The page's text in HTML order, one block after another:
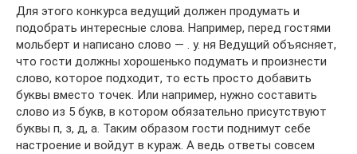
Для этого конкурса ведущий должен продумать и
подобрать интересные слова. Например, перед гостями
мольберт и написано слово — . у. ня Ведущий объясняет,
что гости должны хорошенько подумать и произнести
слово, которое подходит, то есть просто добавить
буквы вместо точек. Или например, нужно составить
слово из 5 букв, в котором обязательно присутствуют
буквы п, з, д, а. Таким образом гости поднимут себе
настроение и войдут в кураж. А ведь ответы совсем